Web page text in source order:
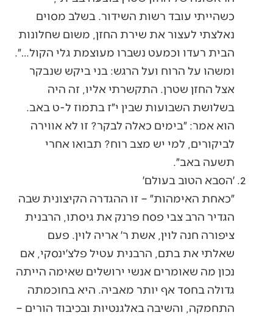
כשהייתי עובד רשות השידור. בשלב מסוים
נאלצתי לעצור את שירת החזן, משום שחלונות
הבית רעדו וכמעט נשברו מעוצמת גלי הקול…״.
ומשהו על הרוח ועל הרגש: בני ביקש שנבקר
אצל החזן שטרן. התקשרתי אליו, זה היה
בשלושת השבועות שבין י״ז בתמוז ל-ט באב.
הוא אמר: ״בימים כאלה לבקר? זו לא אווירה
לביקורים, למי יש מצב רוח? תבואו אחרי
תשעה באב״.
׳הסבא הטוב בעולם׳
״כאחת האימהות״ – זו ההגדרה הקיצונית שבה
הגדיר הרב צבי פסח פרנק את גיסתו, הרבנית
ציפורה חנה לוין, אשת ר׳ אריה לוין. פעם
שאלתי את בתם, הרבנית עטיל פלצ׳ינסקי, אם
נכון מה שאומרים אנשי ירושלים שאימה הייתה
גדולה בחסד אף יותר מאביה. היא בחוכמתה
התחמקה, והשיבה באלגנטיות ובכיבוד הורים –